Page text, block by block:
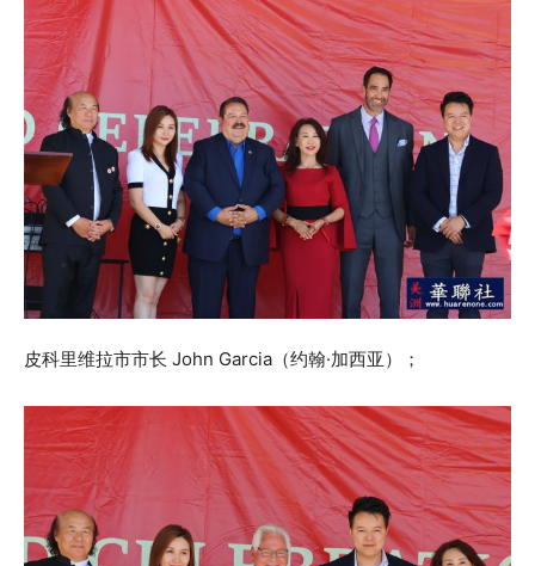
皮科里维拉市市长 John Garcia（约翰·加西亚）；